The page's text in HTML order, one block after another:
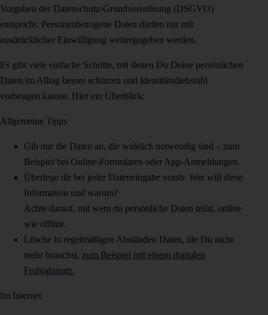
Vorgaben der Datenschutz-Grundverordnung (DSGVO)
entspricht. Personenbezogene Daten dürfen nur mit
ausdrücklicher Einwilligung weitergegeben werden.
Es gibt viele einfache Schritte, mit denen Du Deine persönlichen
Daten im Alltag besser schützen und Identitätsdiebstahl
vorbeugen kannst. Hier ein Überblick:
Allgemeine Tipps
Gib nur die Daten an, die wirklich notwendig sind – zum
Beispiel bei Online-Formularen oder App-Anmeldungen.
Überlege dir bei jeder Dateneingabe vorab: Wer will diese
Information und warum?
Achte darauf, mit wem du persönliche Daten teilst, online
wie offline.
Lösche in regelmäßigen Abständen Daten, die Du nicht
mehr brauchst, zum Beispiel mit einem digitalen
Frühjahrputz.
Im Internet